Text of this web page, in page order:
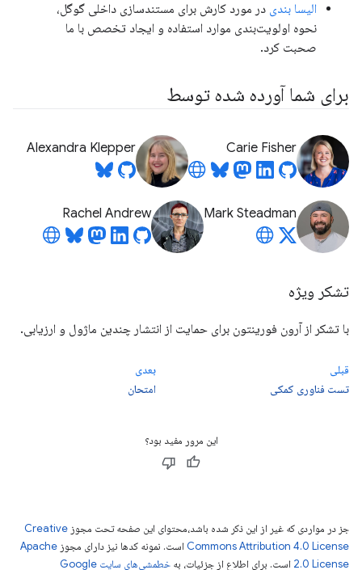
الیسا بندی در مورد کارش برای مستندسازی داخلی گوگل،
نحوه اولویت‌بندی موارد استفاده و ایجاد تخصص با ما
صحبت کرد.
برای شما آورده شده توسط
Carie Fisher
Alexandra Klepper
Mark Steadman
Rachel Andrew
تشکر ویژه
با تشکر از آرون فورینتون برای حمایت از انتشار چندین ماژول و ارزیابی.
قبلی
تست فناوری کمکی
بعدی
امتحان
این مرور مفید بود؟
جز در مواردی که غیر از این ذکر شده باشد،‌محتوای این صفحه تحت مجوز Creative
Commons Attribution 4.0 License است. نمونه کدها نیز دارای مجوز Apache
2.0 License است. برای اطلاع از جزئیات، به
خطمشی‌های سایت Google